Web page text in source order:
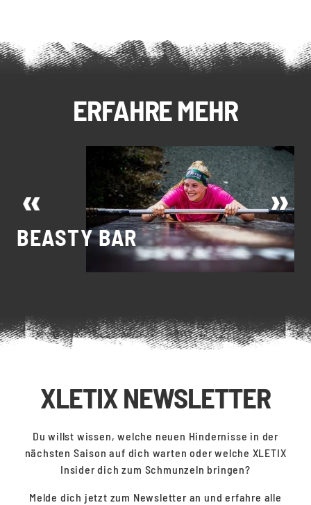
ERFAHRE MEHR
BEASTY BAR
XLETIX NEWSLETTER
Du willst wissen, welche neuen Hindernisse in der
nächsten Saison auf dich warten oder welche XLETIX
Insider dich zum Schmunzeln bringen?
Melde dich jetzt zum Newsletter an und erfahre alle